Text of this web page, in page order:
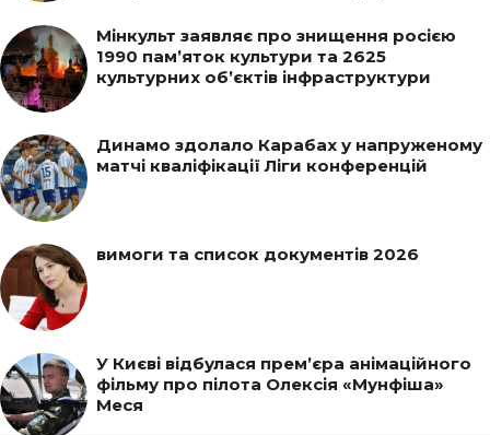
Мінкульт заявляє про знищення росією
1990 пам’яток культури та 2625
культурних об’єктів інфраструктури
Динамо здолало Карабах у напруженому
матчі кваліфікації Ліги конференцій
вимоги та список документів 2026
У Києві відбулася прем’єра анімаційного
фільму про пілота Олексія «Мунфіша»
Меся